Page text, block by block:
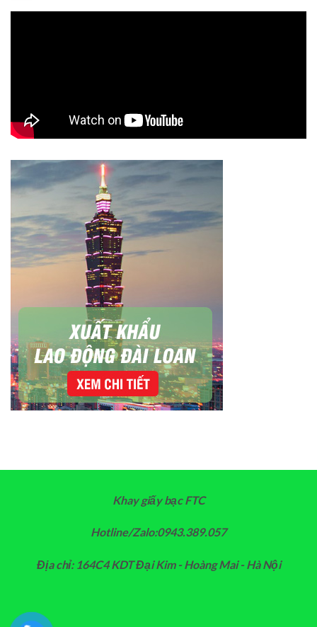
Khay giấy bạc FTC
Hotline/Zalo:0943.389.057
Địa chỉ: 164C4 KDT Đại Kim - Hoàng Mai - Hà Nội